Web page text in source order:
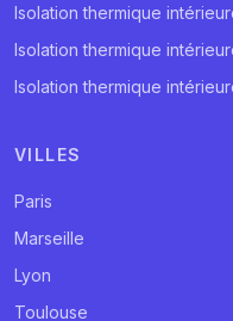
Isolation thermique
Isolation thermique
Isolation thermique
VILLES
Paris
Marseille
Lyon
Toulouse